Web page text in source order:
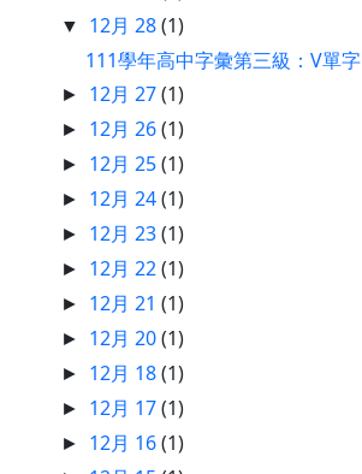
▼ 12月 28(1)
111學年高中字彙第三級：V單字
► 12月 27(1)
► 12月 26(1)
► 12月 25(1)
► 12月 24(1)
► 12月 23(1)
► 12月 22(1)
► 12月 21(1)
► 12月 20(1)
► 12月 18(1)
► 12月 17(1)
► 12月 16(1)